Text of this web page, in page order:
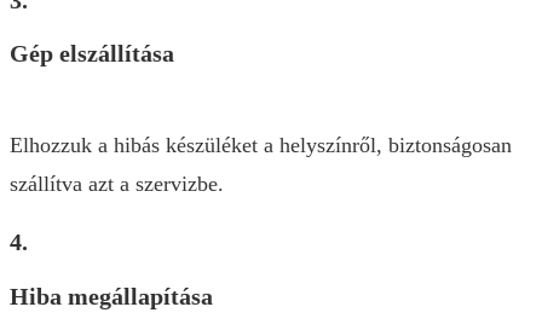
Gép elszállítása
Elhozzuk a hibás készüléket a helyszínről, biztonságosan
szállítva azt a szervizbe.
4.
Hiba megállapítása